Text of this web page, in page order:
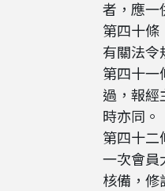
者，應一
第四十
有關法令
第四十
過，報經
時亦同。
第四十
一次會員
核備，